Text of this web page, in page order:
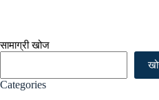
सामाग्री खोज
Categories